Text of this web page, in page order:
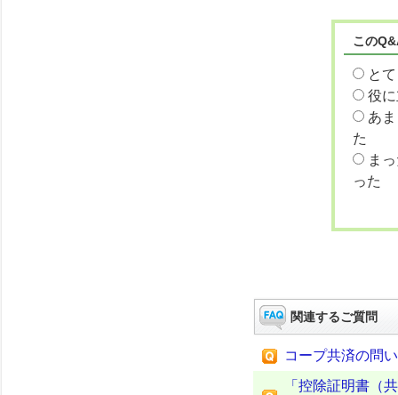
この
と
役
あ
た
ま
った
関連するご質問
コープ共済の問
「控除証明書（